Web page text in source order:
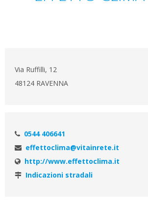
Via Ruffilli, 12
48124 RAVENNA
0544 406641
effettoclima@vitainrete.it
http://www.effettoclima.it
Indicazioni stradali